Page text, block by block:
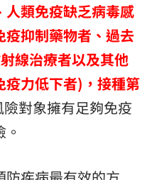
類免疫缺乏病毒感
抑制藥物者、過去
線治療者以及其他
疫力低下者)，接種第
險對象擁有足夠免疫